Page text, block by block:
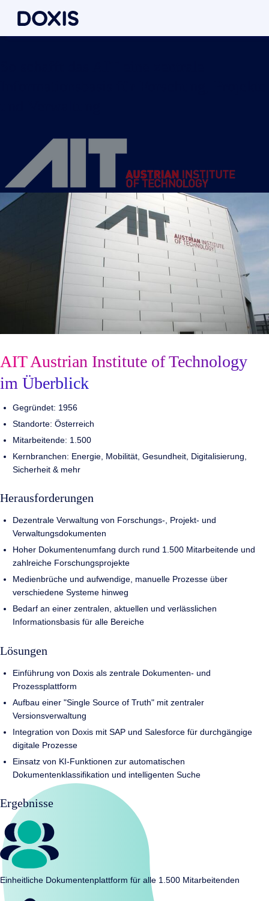
AIT Austrian Institute of Technology
AIT Austrian Institute of Technology
im Überblick
Gegründet: 1956
Standorte: Österreich
Mitarbeitende: 1.500
Kernbranchen: Energie, Mobilität, Gesundheit, Digitalisierung,
Sicherheit & mehr
Herausforderungen
Dezentrale Verwaltung von Forschungs-, Projekt- und
Verwaltungsdokumenten
Hoher Dokumentenumfang durch rund 1.500 Mitarbeitende und
zahlreiche Forschungsprojekte
Medienbrüche und aufwendige, manuelle Prozesse über
verschiedene Systeme hinweg
Bedarf an einer zentralen, aktuellen und verlässlichen
Informationsbasis für alle Bereiche
Lösungen
Einführung von Doxis als zentrale Dokumenten- und
Prozessplattform
Aufbau einer "Single Source of Truth" mit zentraler
Versionsverwaltung
Integration von Doxis mit SAP und Salesforce für durchgängige
digitale Prozesse
Einsatz von KI-Funktionen zur automatischen
Dokumentenklassifikation und intelligenten Suche
Ergebnisse
Einheitliche Dokumentenplattform für alle 1.500 Mitarbeitenden